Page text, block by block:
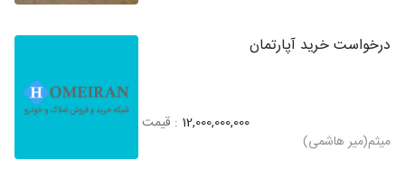
درخواست خرید آپارتمان
12,000,000,000 : قیمت
میثم(میر هاشمی)